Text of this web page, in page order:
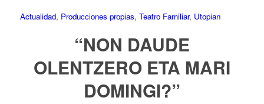
Actualidad, Producciones propias, Teatro Familiar, Utopian
“NON DAUDE
OLENTZERO ETA MARI
DOMINGI?”